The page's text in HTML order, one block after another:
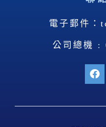
電子郵件：
公司總機 :